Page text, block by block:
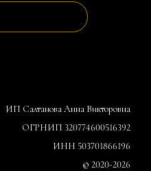
ИНН 503701866196
ИП Салтанова Анна Викторовна
© 2020-2026
ОГРНИП 320774600516392